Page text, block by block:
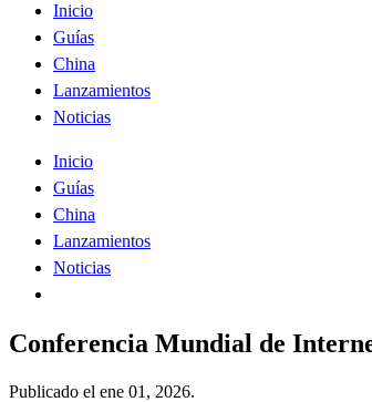
Inicio
Guías
China
Lanzamientos
Noticias
Inicio
Guías
China
Lanzamientos
Noticias
Conferencia Mundial de
Publicado el ene 01, 2026.